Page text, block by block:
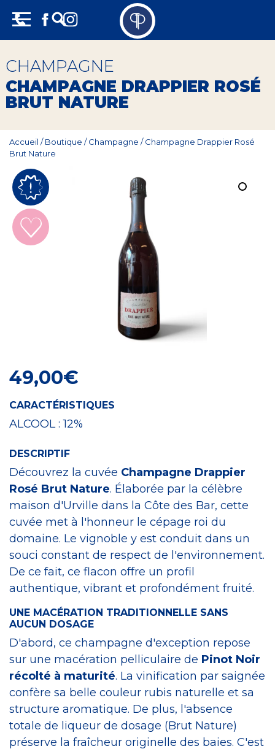
content
CHAMPAGNE
CHAMPAGNE DRAPPIER ROSÉ
BRUT NATURE
Accueil /Boutique /Champagne /Champagne Drappier Rosé
Brut Nature
49,00€
CARACTÉRISTIQUES
ALCOOL :12%
DESCRIPTIF
Découvrez la cuvée Champagne Drappier
Rosé Brut Nature. Élaborée par la célèbre
maison d'Urville dans la Côte des Bar, cette
cuvée met à l'honneur le cépage roi du
domaine. Le vignoble y est conduit dans un
souci constant de respect de l'environnement.
De ce fait, ce flacon offre un profil
authentique, vibrant et profondément fruité.
UNE MACÉRATION TRADITIONNELLE SANS
AUCUN DOSAGE
D'abord, ce champagne d'exception repose
sur une macération pelliculaire de Pinot Noir
récolté à maturité. La vinification par saignée
confère sa belle couleur rubis naturelle et sa
structure aromatique. De plus, l'absence
totale de liqueur de dosage (Brut Nature)
préserve la fraîcheur originelle des baies. C'est
Champagne
Whisky
Rhum
Armagnac
Spiritueux
Bières
Panneau de gestion des cookies